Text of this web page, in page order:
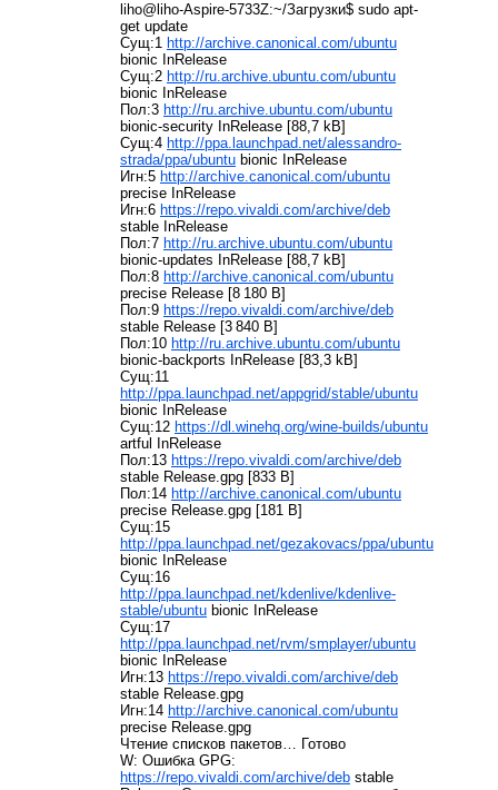
liho@liho-Aspire-5733Z:~/Загрузки$ sudo apt-
get update
Сущ:1 http://archive.canonical.com/ubuntu
bionic InRelease
Сущ:2 http://ru.archive.ubuntu.com/ubuntu
bionic InRelease
Пол:3 http://ru.archive.ubuntu.com/ubuntu
bionic-security InRelease [88,7 kB]
Сущ:4 http://ppa.launchpad.net/alessandro-
strada/ppa/ubuntu bionic InRelease
Игн:5 http://archive.canonical.com/ubuntu
precise InRelease
Игн:6 https://repo.vivaldi.com/archive/deb
stable InRelease
Пол:7 http://ru.archive.ubuntu.com/ubuntu
bionic-updates InRelease [88,7 kB]
Пол:8 http://archive.canonical.com/ubuntu
precise Release [8 180 B]
Пол:9 https://repo.vivaldi.com/archive/deb
stable Release [3 840 B]
Пол:10 http://ru.archive.ubuntu.com/ubuntu
bionic-backports InRelease [83,3 kB]
Сущ:11
http://ppa.launchpad.net/appgrid/stable/ubuntu
bionic InRelease
Сущ:12 https://dl.winehq.org/wine-builds/ubuntu
artful InRelease
Пол:13 https://repo.vivaldi.com/archive/deb
stable Release.gpg [833 B]
Пол:14 http://archive.canonical.com/ubuntu
precise Release.gpg [181 B]
Сущ:15
http://ppa.launchpad.net/gezakovacs/ppa/ubuntu
bionic InRelease
Сущ:16
http://ppa.launchpad.net/kdenlive/kdenlive-
stable/ubuntu bionic InRelease
Сущ:17
http://ppa.launchpad.net/rvm/smplayer/ubuntu
bionic InRelease
Игн:13 https://repo.vivaldi.com/archive/deb
stable Release.gpg
Игн:14 http://archive.canonical.com/ubuntu
precise Release.gpg
Чтение списков пакетов… Готово
W: Ошибка GPG:
https://repo.vivaldi.com/archive/deb stable